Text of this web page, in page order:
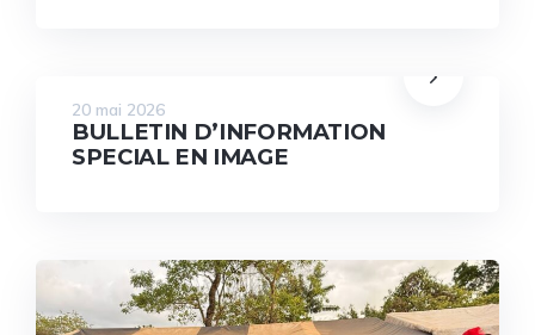
20 mai 2026
BULLETIN D’INFORMATION
SPECIAL EN IMAGE